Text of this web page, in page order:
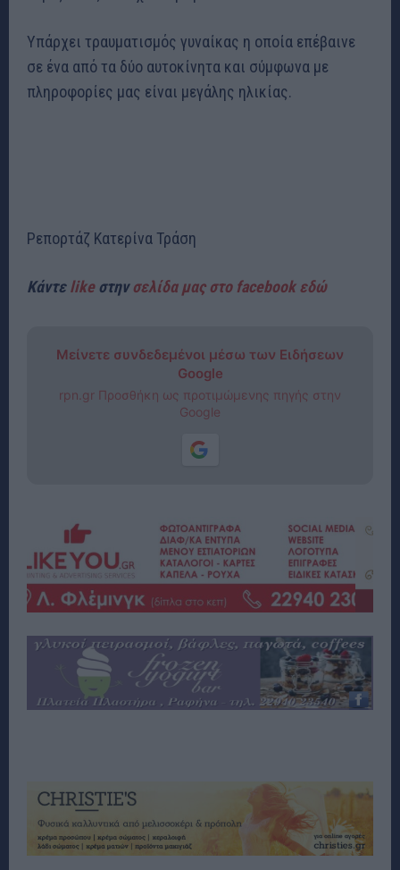
Υπάρχει τραυματισμός γυναίκας η οποία επέβαινε
σε ένα από τα δύο αυτοκίνητα και σύμφωνα με
πληροφορίες μας είναι μεγάλης ηλικίας.
Ρεπορτάζ Κατερίνα Τράση
Κάντεlikeστηνσελίδα μας στο facebook εδώ
Μείνετε συνδεδεμένοι μέσω των Ειδήσεων
Google
rpn.gr Προσθήκη ως προτιμώμενης πηγής στην
Google